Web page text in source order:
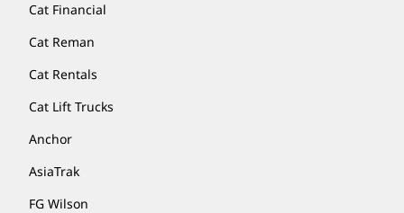
Cat Financial
Cat Reman
Cat Rentals
Cat Lift Trucks
Anchor
AsiaTrak
FG Wilson